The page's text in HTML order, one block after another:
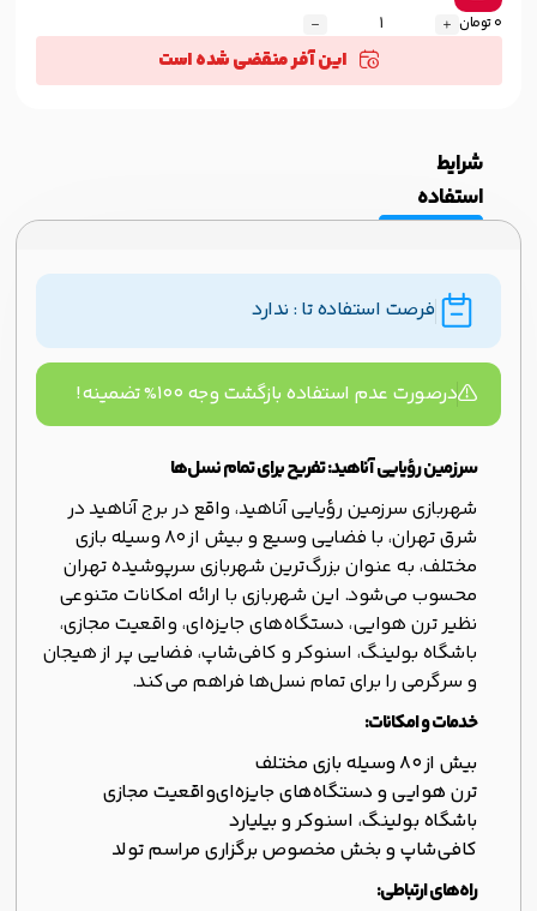
0 تومان
این آفر منقضی شده است
شرایط
استفاده
فرصت استفاده تا : ندارد
درصورت عدم استفاده بازگشت وجه ۱۰۰% تضمینه!
سرزمین رؤیایی آناهید: تفریح برای تمام نسل‌ها
شهربازی سرزمین رؤیایی آناهید، واقع در برج آناهید در
شرق تهران، با فضایی وسیع و بیش از 80 وسیله بازی
مختلف، به عنوان بزرگ‌ترین شهربازی‌ سرپوشیده تهران
محسوب می‌شود. این شهربازی با ارائه امکانات متنوعی
نظیر ترن هوایی، دستگاه‌های جایزه‌ای، واقعیت مجازی،
باشگاه بولینگ، اسنوکر و کافی‌شاپ، فضایی پر از هیجان
و سرگرمی را برای تمام نسل‌ها فراهم می‌کند.
خدمات و امکانات:
بیش از 80 وسیله بازی مختلف
ترن هوایی و دستگاه‌های جایزه‌ایواقعیت مجازی
باشگاه بولینگ، اسنوکر و بیلیارد
کافی‌شاپ و بخش مخصوص برگزاری مراسم تولد
راه‌های ارتباطی: